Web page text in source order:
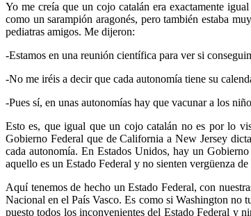
Yo me creía que un cojo catalán era exactamente
como un sarampión aragonés, pero también estaba
pediatras amigos. Me dijeron:
-Estamos en una reunión científica para ver si
-No me iréis a decir que cada autonomía tiene su
-Pues sí, en unas autonomías hay que vacunar a los
Esto es, que igual que un cojo catalán no es por lo
Gobierno Federal que de California a New Jersey
cada autonomía. En Estados Unidos, hay un
aquello es un Estado Federal y no sienten vergüenza
Aquí tenemos de hecho un Estado Federal, con
Nacional en el País Vasco. Es como si Washington no
puesto todos los inconvenientes del Estado Federal y